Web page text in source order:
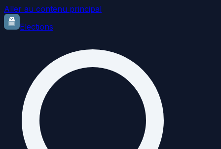
Aller au contenu principal
Elections